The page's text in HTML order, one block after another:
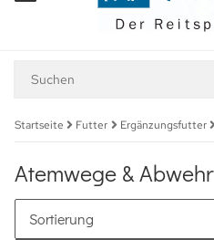
Startseite Futter Ergänzungsfutter
Atemwege & Abwehr
Sortierung